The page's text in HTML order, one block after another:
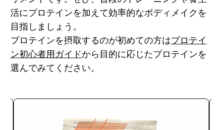
活にプロテインを加えて効率的なボディメイクを
目指しましょう。
プロテインを摂取するのが初めての方はプロテイ
ン初心者用ガイドから目的に応じたプロテインを
選んでみてください。